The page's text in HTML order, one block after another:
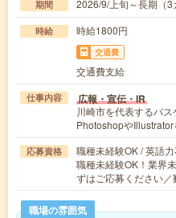
期間 2026/9/上旬～長期（
時給 時給1800円
交通費
交通費支給
仕事内容 広報・宣伝・IR
川崎市を代表するバス
Photoshopや
応募資格
職種未経験OK / 英語
職種未経験OK！業界
ずはご応募ください
職場の雰囲気